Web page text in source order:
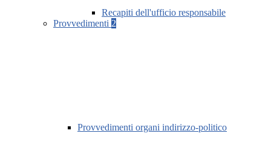
Recapiti dell'ufficio responsabile
Provvedimenti 2
Provvedimenti organi indirizzo-politico